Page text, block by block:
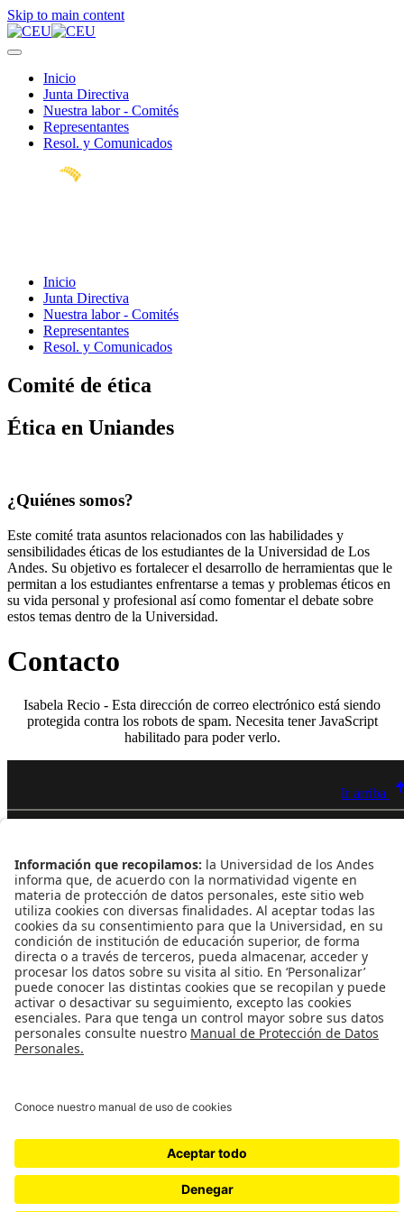
Skip to main content
Inicio
Junta Directiva
Nuestra labor - Comités
Representantes
Resol. y Comunicados
Inicio
Junta Directiva
Nuestra labor - Comités
Representantes
Resol. y Comunicados
Comité de ética
Ética en Uniandes
¿Quiénes somos?
Este comité trata asuntos relacionados con las habilidades y
sensibilidades éticas de los estudiantes de la Universidad de Los
Andes. Su objetivo es fortalecer el desarrollo de herramientas que le
permitan a los estudiantes enfrentarse a temas y problemas éticos en
su vida personal y profesional así como fomentar el debate sobre
estos temas dentro de la Universidad.
Contacto
Isabela Recio - Esta dirección de correo electrónico está siendo
protegida contra los robots de spam. Necesita tener JavaScript
habilitado para poder verlo.
Ir arriba
Dirección
Cra. 1 Este Nº 19A - 40 Bogotá - Colombia
Edificio Mario Laserna - piso 6 - Oficina 609
Atención telefónica
+(571) 339 49 49 - Ext. 4830
Enlaces de interés
Línea de Transparencia Uniandes
Transparencia y Acceso a Información Pública
Universidad de los Andes | Vigilada MineducaciónReconocimiento
como Universidad: Decreto 1297 del 30 de mayo de
1964.Reconocimiento personería jurídica: Resolución 28 del 23 de